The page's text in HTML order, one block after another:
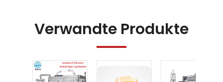
Verwandte Produkte